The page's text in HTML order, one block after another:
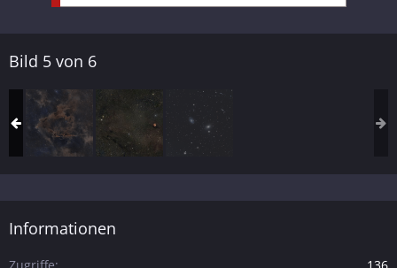
Bild 5 von 6
Informationen